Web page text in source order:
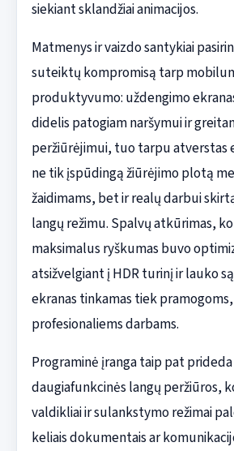
siekiant sklandžiai animacijos.
Matmenys ir vaizdo santykiai
suteiktų kompromisą tarp
produktyvumo: uždengimo
didelis patogiam naršymui ir
peržiūrėjimui, tuo tarpu atverstas
ne tik įspūdingą žiūrėjimo plotą
žaidimams, bet ir realų darbui
langų režimu. Spalvų atkūrimas,
maksimalus ryškumas buvo
atsižvelgiant į HDR turinį ir lauko
ekranas tinkamas tiek
profesionaliems darbams.
Programinė įranga taip pat
daugiafunkcinės langų peržiūros,
valdikliai ir sulankstymo režimai
keliais dokumentais ar